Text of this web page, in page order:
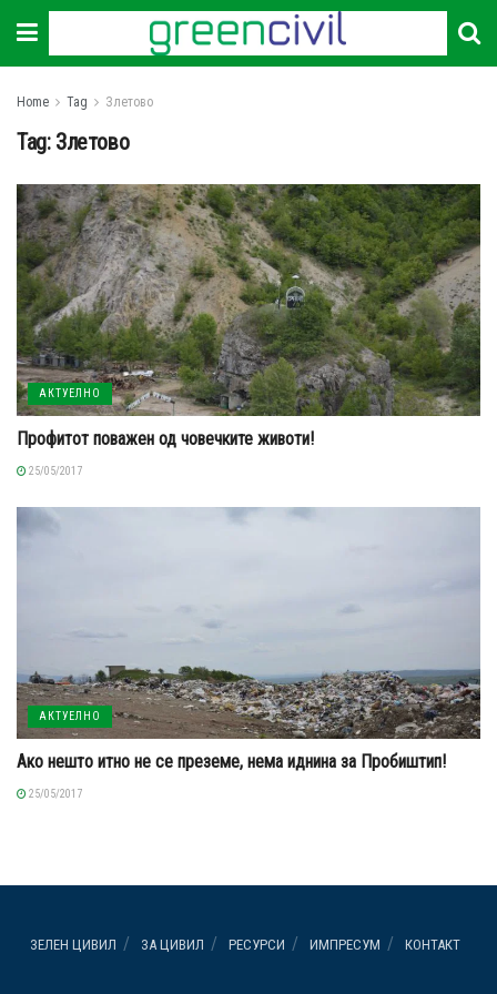
Home Tag Злетово
Tag: Злетово
АКТУЕЛНО
Профитот поважен од човечките животи!
25/05/2017
АКТУЕЛНО
Ако нешто итно не се преземе, нема иднина за Пробиштип!
25/05/2017
ЗЕЛЕН ЦИВИЛ ЗА ЦИВИЛ РЕСУРСИ ИМПРЕСУМ КОНТАКТ